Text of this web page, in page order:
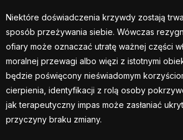
Niektóre doświadczenia krzywdy zostają
sposób przeżywania siebie. Wówczas
ofiary może oznaczać utratę ważnej części
moralnej przewagi albo więzi z istotnymi
będzie poświęcony nieświadomym
cierpienia, identyfikacji z rolą osoby
jak terapeutyczny impas może zasłaniać
przyczyny braku zmiany.